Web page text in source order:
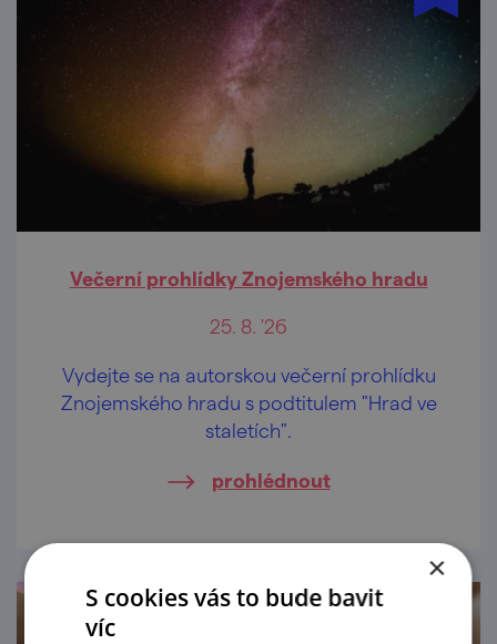
Večerní prohlídky Znojemského hradu
25. 8. '26
Vydejte se na autorskou večerní prohlídku
Znojemského hradu s podtitulem "Hrad ve
staletích".
prohlédnout
×
S cookies vás to bude bavit
víc